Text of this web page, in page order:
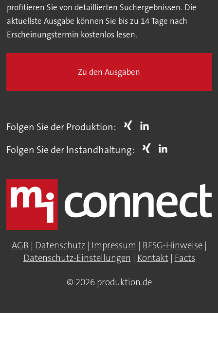
profitieren Sie von detaillierten Suchergebnissen. Die
aktuellste Ausgabe können Sie bis zu 14 Tage nach
Erscheinungstermin kostenlos lesen.
Zu den Ausgaben
Folgen Sie der Produktion:
Folgen Sie der Instandhaltung:
AGB | Datenschutz| Impressum | BFSG-Hinweise|
Datenschutz-Einstellungen | Kontakt| Facts
© 2026 produktion.de